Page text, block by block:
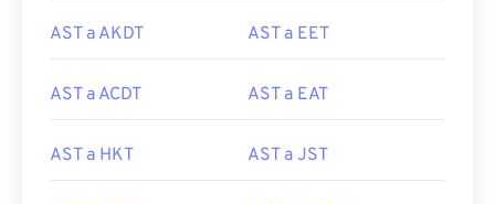
AST a AKDT AST a EET
AST a ACDT AST a EAT
AST a HKT AST a JST